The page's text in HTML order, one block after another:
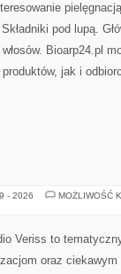
pod lupą.
Bioarp24.pl
jak i
- 2026
MOŻLIWOŚĆ
Veriss to
oraz ciekawym